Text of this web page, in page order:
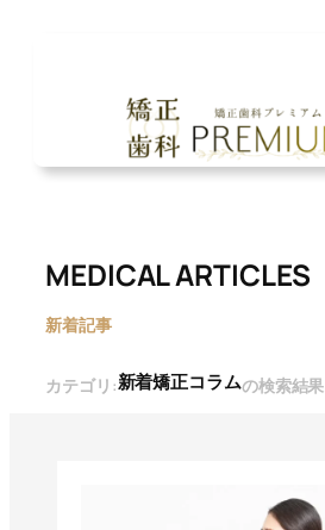
MEDICAL ARTICLES
新着記事
カテゴリ:新着矯正コラムの検索結果